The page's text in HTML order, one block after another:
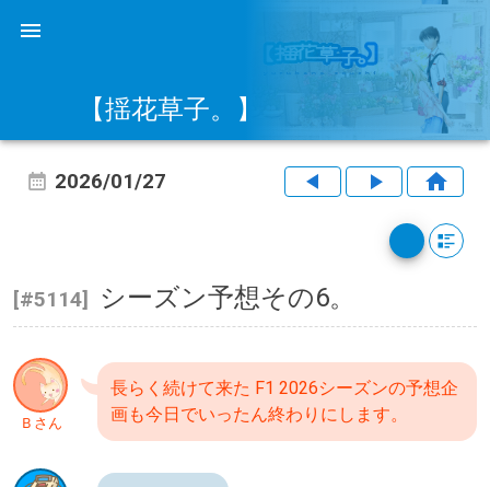
【揺花草子。】
2026/01/27
[#5114] シーズン予想その6。
Ｂさん
長らく続けて来た F1 2026シーズンの予想企
画も今日でいったん終わりにします。